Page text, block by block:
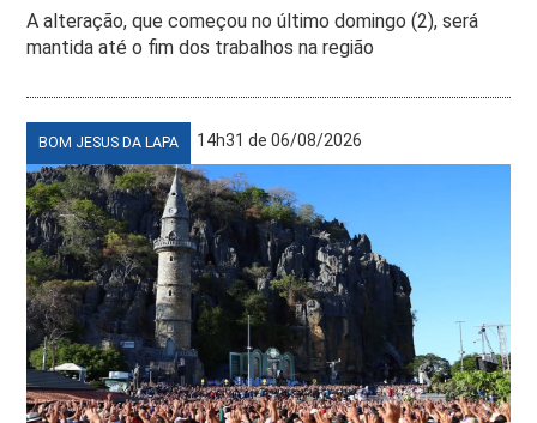
A alteração, que começou no último domingo (2), será
mantida até o fim dos trabalhos na região
BOM JESUS DA LAPA 14h31 de 06/08/2026